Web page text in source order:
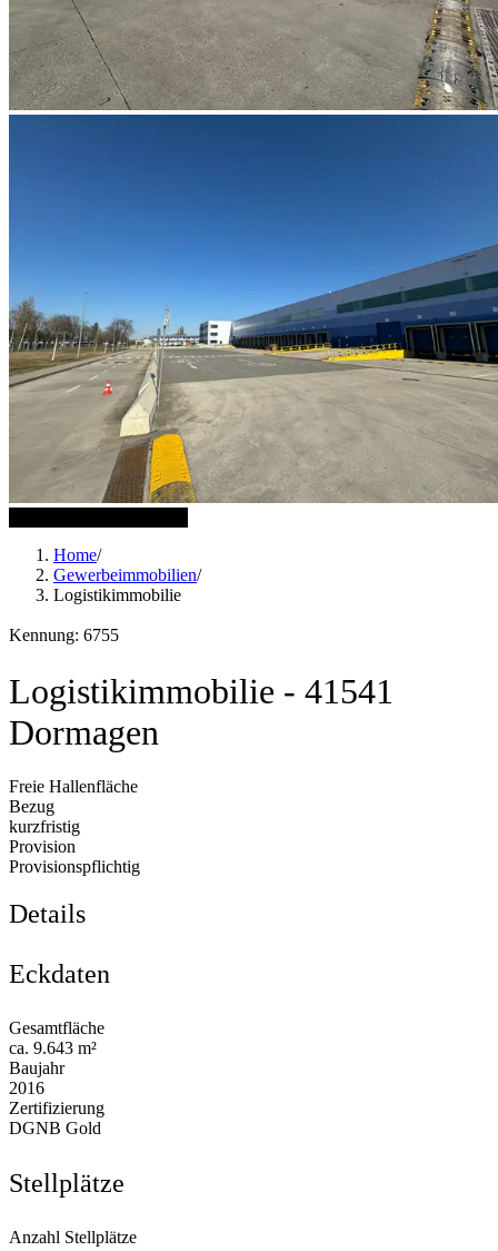
Home/
Gewerbeimmobilien/
Logistikimmobilie
Kennung: 6755
Logistikimmobilie - 41541
Dormagen
Freie Hallenfläche
Bezug
kurzfristig
Provision
Provisionspflichtig
Details
Eckdaten
Gesamtfläche
ca. 9.643 m²
Baujahr
2016
Zertifizierung
DGNB Gold
Stellplätze
Anzahl Stellplätze